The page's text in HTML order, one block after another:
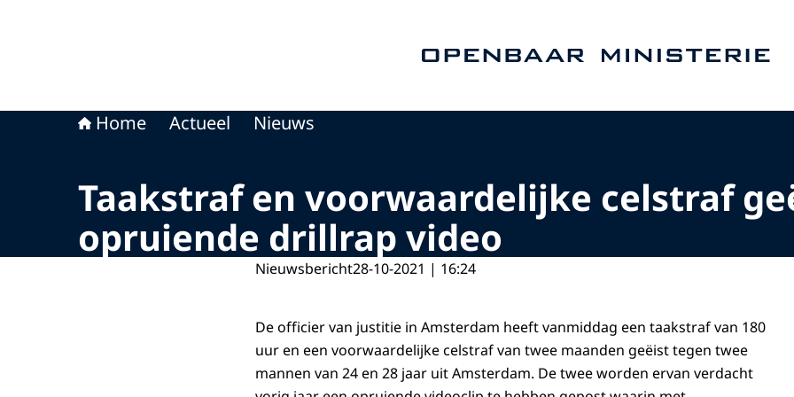
Home Actueel Nieuws
Taakstraf en voorwaardelijke celstraf
opruiende drillrap video
Nieuwsbericht28-10-2021 | 16:24
De officier van justitie in Amsterdam heeft vanmiddag een taakstraf van 180
uur en een voorwaardelijke celstraf van twee maanden geëist tegen twee
mannen van 24 en 28 jaar uit Amsterdam. De twee worden ervan verdacht